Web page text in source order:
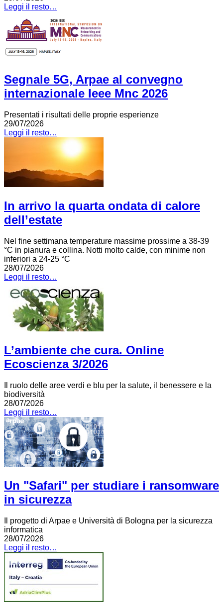
Leggi il resto…
Segnale 5G, Arpae al convegno
internazionale Ieee Mnc 2026
Presentati i risultati delle proprie esperienze
29/07/2026
Leggi il resto…
In arrivo la quarta ondata di calore
dell’estate
Nel fine settimana temperature massime prossime a 38-39
°C in pianura e collina. Notti molto calde, con minime non
inferiori a 24-25 °C
28/07/2026
Leggi il resto…
L’ambiente che cura. Online
Ecoscienza 3/2026
Il ruolo delle aree verdi e blu per la salute, il benessere e la
biodiversità
28/07/2026
Leggi il resto…
Un "Safari" per studiare i ransomware
in sicurezza
Il progetto di Arpae e Università di Bologna per la sicurezza
informatica
28/07/2026
Leggi il resto…